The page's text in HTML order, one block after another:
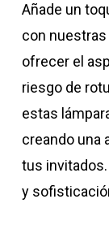
Añade un
con nuestras
ofrecer el
riesgo de
estas
creando una
tus
y